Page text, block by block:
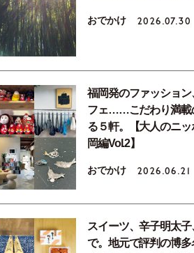
おでかけ 2026.07.30
福岡発のファッショ
フェ……こだわり満載
る５軒。【大人のニ
岡編Vol.2】
おでかけ 2026.06.21
スイーツ、辛子明太子
で。地元で評判の博多